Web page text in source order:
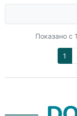
Показано с
1